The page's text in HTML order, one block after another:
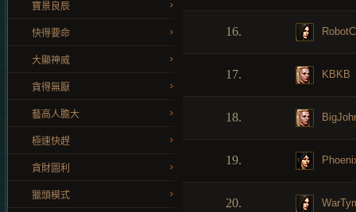
寶景良辰
快得要命
大顯神威
貪得無厭
藝高人膽大
極速快趕
貪財圖利
獵頭模式
16.
17. KBKB
18.
19.
20.